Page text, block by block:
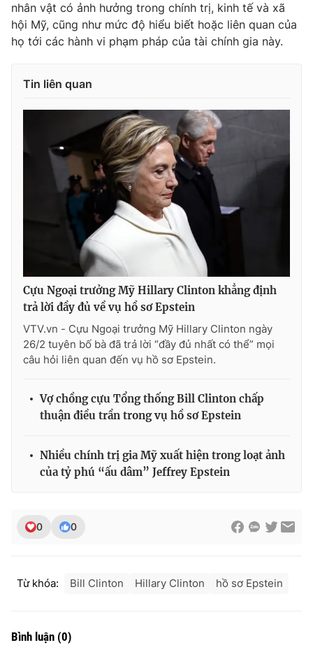
Ðiện thoại Thời báo VTV:024.66 897 897
Email:toasoan@vtv.vn
Liên hệ quảng cáo:024-7300.7108
® Cấm sao chép dưới mọi hình thức nếu không có sự chấp
thuận bằng văn bản. Ghi rõ nguồn VTV.vn khi phát hành lại
thông tin từ website này.
nhân vật có ảnh hưởng trong chính trị, kinh tế và xã
hội Mỹ, cũng như mức độ hiểu biết hoặc liên quan của
họ tới các hành vi phạm pháp của tài chính gia này.
Tin liên quan
Cựu Ngoại trưởng Mỹ Hillary Clinton khẳng định
trả lời đầy đủ về vụ hồ sơ Epstein
VTV.vn - Cựu Ngoại trưởng Mỹ Hillary Clinton ngày
26/2 tuyên bố bà đã trả lời “đầy đủ nhất có thể” mọi
câu hỏi liên quan đến vụ hồ sơ Epstein.
Vợ chồng cựu Tổng thống Bill Clinton chấp
thuận điều trần trong vụ hồ sơ Epstein
Nhiều chính trị gia Mỹ xuất hiện trong loạt ảnh
của tỷ phú “ấu dâm” Jeffrey Epstein
0 0
Từ khóa: Bill Clinton Hillary Clinton hồ sơ Epstein
Bình luận (0)